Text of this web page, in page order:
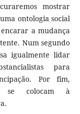
mostrar
ontologia social
a mudança
Num segundo
igualmente lidar
para
Por fim,
se colocam à